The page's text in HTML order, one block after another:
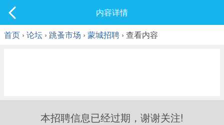
最新发表
内容详情
首页 › 论坛 › 跳蚤市场 › 蒙城招聘 › 查看内容
本招聘信息已经过期，谢谢关注!